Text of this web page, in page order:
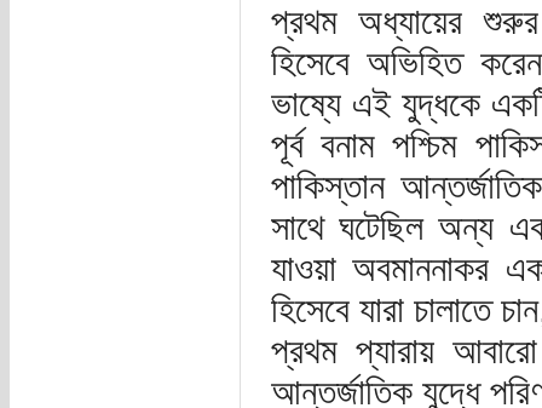
প্রথম অধ্যায়ের শুরুর
হিসেবে অভিহিত
ভাষ্যে এই যুদ্ধকে একটি
পূর্ব বনাম পশ্চিম
পাকিস্তান
সাথে ঘটেছিল অন্য
যাওয়া অবমাননাকর
হিসেবে যারা চালাতে
প্রথম প্যারায়
আন্তর্জাতিক যুদ্ধে